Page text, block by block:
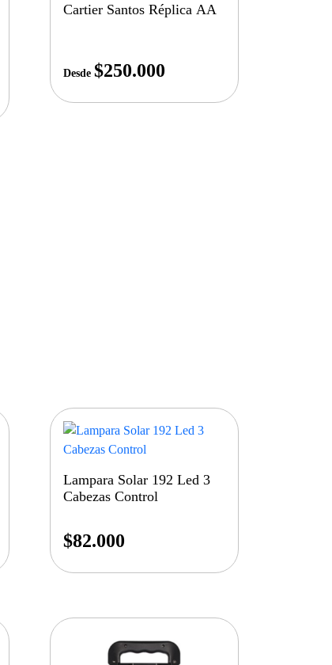
Cartier Santos Réplica AA
Desde $250.000
Lampara Solar 192 Led 3
Cabezas Control
$82.000